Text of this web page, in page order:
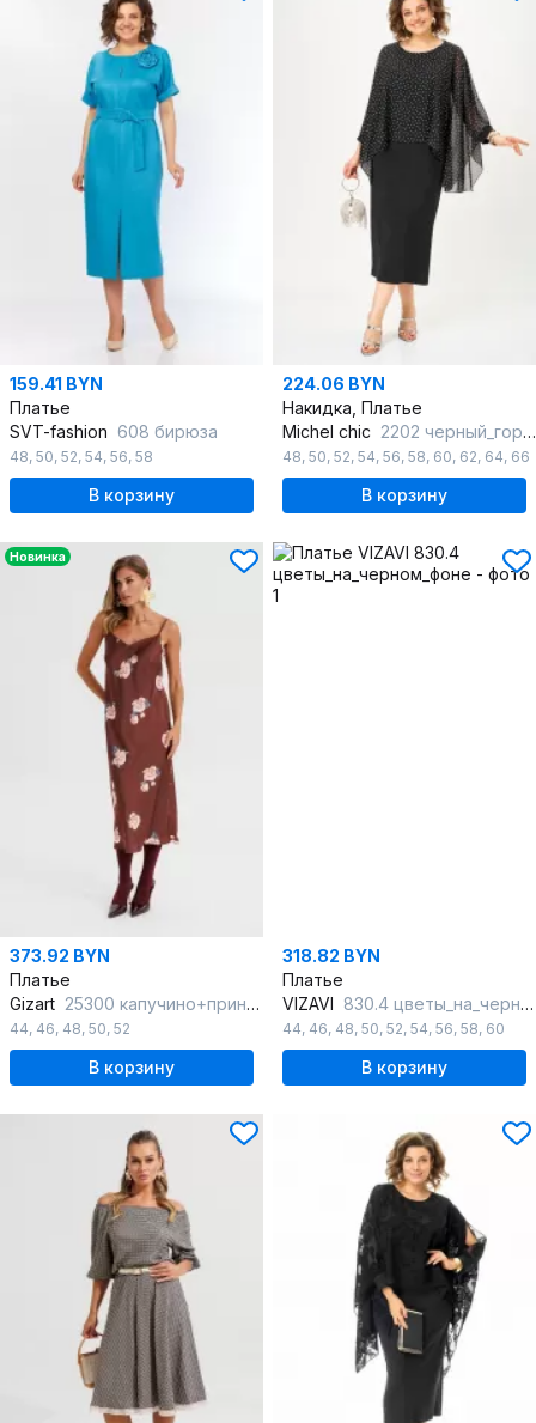
159.41 BYN
Платье
SVT-fashion 608 бирюза
48, 50, 52, 54, 56, 58
В корзину
224.06 BYN
Накидка, Платье
Michel chic 2202 черный_горох
48, 50, 52, 54, 56, 58, 60, 62, 64, 66
В корзину
Новинка
373.92 BYN
Платье
Gizart 25300 капучино+принт_цветы
44, 46, 48, 50, 52
В корзину
318.82 BYN
Платье
VIZAVI 830.4 цветы_на_черном_фоне
44, 46, 48, 50, 52, 54, 56, 58, 60
В корзину